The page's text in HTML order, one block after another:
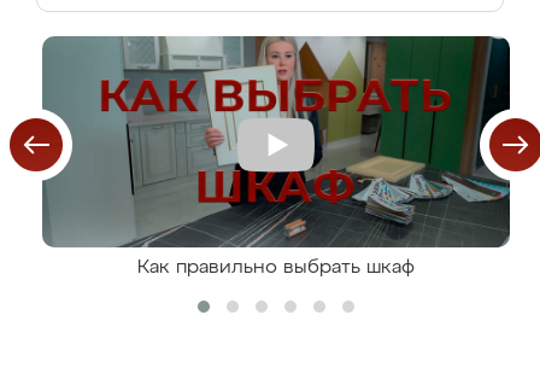
Как правильно выбрать шкаф